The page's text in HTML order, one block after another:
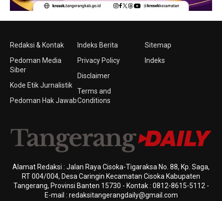
Redaksi & Kontak
Pedoman Media
Siber
Kode Etik Jurnalistik
Pedoman Hak Jawab
Indeks Berita
Privacy Policy
Disclaimer
Terms and
Conditions
Sitemap
Indeks
Alamat Redaksi : Jalan Raya Cisoka-Tigaraksa No. 88, Kp. Saga,
RT 004/004, Desa Caringin Kecamatan Cisoka Kabupaten
Tangerang, Provinsi Banten 15730 - Kontak : 0812-8615-5112 -
E-mail : redaksitangerangdaily@gmail.com